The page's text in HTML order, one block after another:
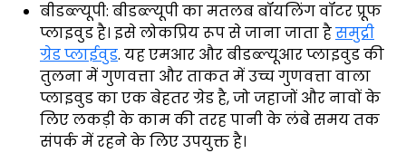
बीडब्ल्यूपी: बीडब्ल्यूपी का मतलब बॉयलिंग वॉटर प्रूफ
प्लाइवुड है। इसे लोकप्रिय रूप से जाना जाता हैसमुद्री
ग्रेड प्लाईवुड. यह एमआर और बीडब्ल्यूआर प्लाइवुड की
तुलना में गुणवत्ता और ताकत में उच्च गुणवत्ता वाला
प्लाइवुड का एक बेहतर ग्रेड है, जो जहाजों और नावों के
लिए लकड़ी के काम की तरह पानी के लंबे समय तक
संपर्क में रहने के लिए उपयुक्त है।